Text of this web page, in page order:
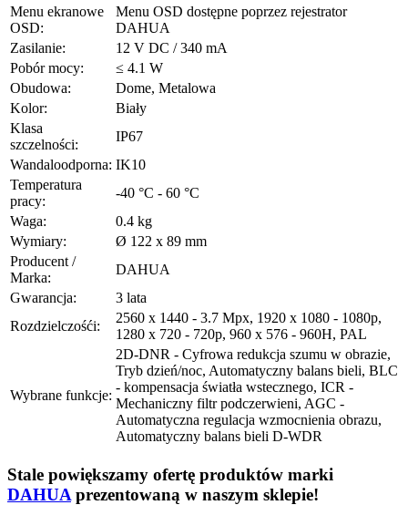
Menu ekranowe
OSD:
Menu OSD dostępne poprzez rejestrator
DAHUA
Zasilanie:
12 V DC / 340 mA
Pobór mocy:
≤ 4.1 W
Obudowa:
Dome, Metalowa
Kolor:
Biały
Klasa
szczelności:
IP67
Wandaloodporna: IK10
Temperatura
pracy:
-40 °C - 60 °C
Waga:
0.4 kg
Wymiary:
Ø 122 x 89 mm
Producent /
Marka:
DAHUA
Gwarancja:
3 lata
Rozdzielczośći:
2560 x 1440 - 3.7 Mpx, 1920 x 1080 - 1080p,
1280 x 720 - 720p, 960 x 576 - 960H, PAL
Wybrane funkcje:
2D-DNR - Cyfrowa redukcja szumu w obrazie,
Tryb dzień/noc, Automatyczny balans bieli, BLC
- kompensacja światła wstecznego, ICR -
Mechaniczny filtr podczerwieni, AGC -
Automatyczna regulacja wzmocnienia obrazu,
Automatyczny balans bieli D-WDR
Stale powiększamy ofertę produktów marki
DAHUA prezentowaną w naszym sklepie!